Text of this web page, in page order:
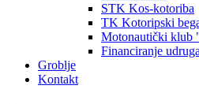
STK Kos-kotoriba
TK Kotoripski
Motonautički klub
Financiranje
Groblje
Kontakt